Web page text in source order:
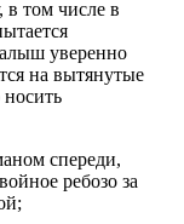
в том числе в
уверенно
на вытянутые
носить
спереди,
ребозо за